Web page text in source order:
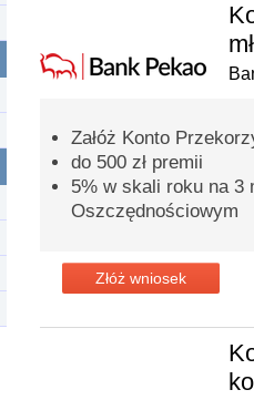
Załóż Konto
do 500 zł premii
5% w skali roku na 3
Oszczędnościowym
Złóż wniosek